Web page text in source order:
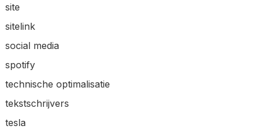
site
sitelink
social media
spotify
technische optimalisatie
tekstschrijvers
tesla